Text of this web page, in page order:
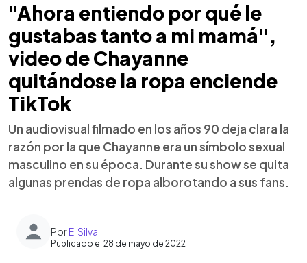
"Ahora entiendo por qué le
gustabas tanto a mi mamá",
video de Chayanne
quitándose la ropa enciende
TikTok
Un audiovisual filmado en los años 90 deja clara la
razón por la que Chayanne era un símbolo sexual
masculino en su época. Durante su show se quita
algunas prendas de ropa alborotando a sus fans.
PorE. Silva
Publicado el 28 de mayo de 2022